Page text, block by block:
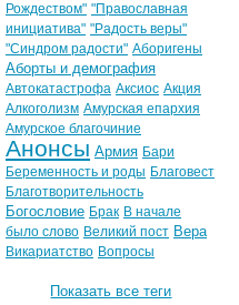
Рождеством" "Православная
инициатива" "Радость веры"
"Синдром радости" Аборигены
Аборты и демография
Автокатастрофа Аксиос Акция
Алкоголизм Амурская епархия
Амурское благочиние
Анонсы Армия Бари
Беременность и роды Благовест
Благотворительность
Богословие Брак В начале
было слово Великий пост Вера
Викариатство Вопросы
Показать все теги